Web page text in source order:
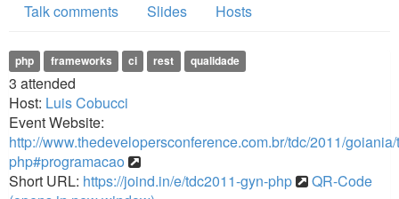
Talk comments
Slides Hosts
php frameworks ci rest qualidade
3 attended
Host: Luis Cobucci
Event Website:
http://www.thedevelopersconference.com.br/tdc/2011/
php#programacao
Short URL: https://joind.in/e/tdc2011-gyn-php
QR-Code